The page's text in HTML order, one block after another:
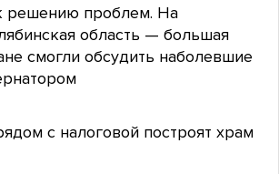
решению проблем. На
область — большая
смогли обсудить наболевшие
с налоговой построят храм